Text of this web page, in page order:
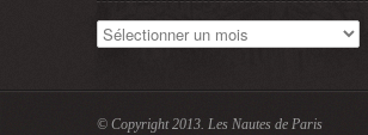
Archives
© Copyright 2013. Les Nautes de Paris